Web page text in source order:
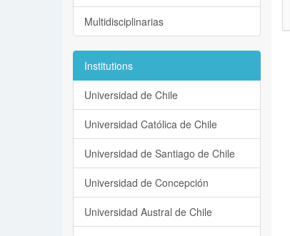
Multidisciplinarias
Institutions
Universidad de Chile
Universidad Católica de Chile
Universidad de Santiago de Chile
Universidad de Concepción
Universidad Austral de Chile